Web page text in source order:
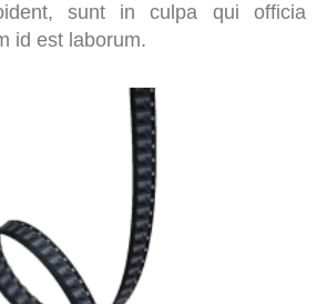
sunt in culpa qui officia
id est laborum.